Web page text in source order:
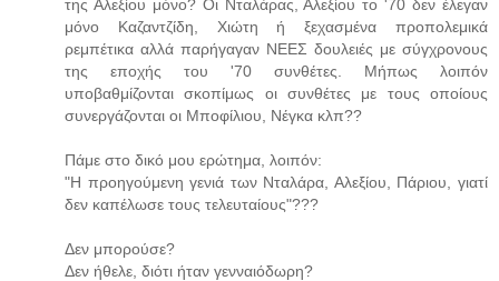
της Αλεξίου μόνο? Οι Νταλάρας, Αλεξίου το '70 δεν έλεγαν
μόνο Καζαντζίδη, Χιώτη ή ξεχασμένα προπολεμικά
ρεμπέτικα αλλά παρήγαγαν ΝΕΕΣ δουλειές με σύγχρονους
της εποχής του '70 συνθέτες. Μήπως λοιπόν
υποβαθμίζονται σκοπίμως οι συνθέτες με τους οποίους
συνεργάζονται οι Μποφίλιου, Νέγκα κλπ??
Πάμε στο δικό μου ερώτημα, λοιπόν:
"Η προηγούμενη γενιά των Νταλάρα, Αλεξίου, Πάριου, γιατί
δεν καπέλωσε τους τελευταίους"???
Δεν μπορούσε?
Δεν ήθελε, διότι ήταν γενναιόδωρη?